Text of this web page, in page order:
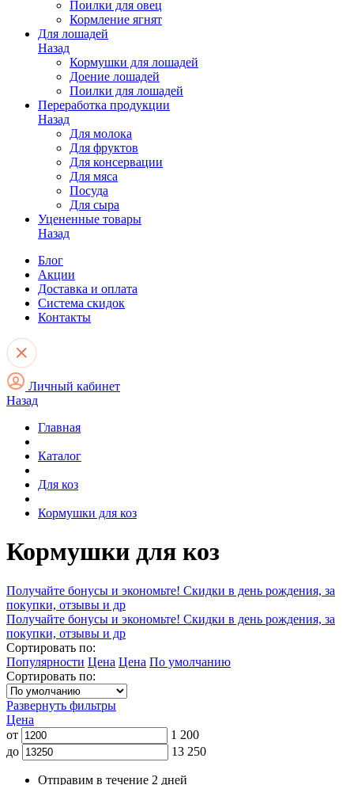
Поилки для овец
Кормление ягнят
Для лошадей
Назад
Кормушки для лошадей
Доение лошадей
Поилки для лошадей
Переработка продукции
Назад
Для молока
Для фруктов
Для консервации
Для мяса
Посуда
Для сыра
Уцененные товары
Назад
Блог
Акции
Доставка и оплата
Система скидок
Контакты
Личный кабинет
Назад
Главная
Каталог
Для коз
Кормушки для коз
Кормушки для коз
Получайте бонусы и экономьте! Скидки в день рождения, за
покупки, отзывы и др
Получайте бонусы и экономьте! Скидки в день рождения, за
покупки, отзывы и др
Сортировать по:
Популярности Цена Цена По умолчанию
Сортировать по:
Развернуть фильтры
Цена
от
1 200
до
13 250
Отправим в течение 2 дней